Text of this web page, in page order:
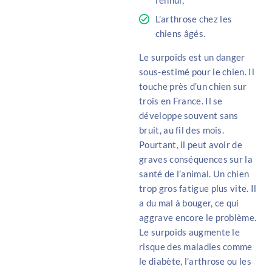
L’arthrose chez les
chiens âgés.
Le surpoids est un danger
sous-estimé pour le chien. Il
touche près d’un chien sur
trois en France. Il se
développe souvent sans
bruit, au fil des mois.
Pourtant, il peut avoir de
graves conséquences sur la
santé de l’animal. Un chien
trop gros fatigue plus vite. Il
a du mal à bouger, ce qui
aggrave encore le problème.
Le surpoids augmente le
risque des maladies comme
le diabète, l’arthrose ou les